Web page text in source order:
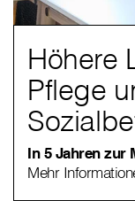
Höhere
Pflege
In 5 Jahren zur
Mehr